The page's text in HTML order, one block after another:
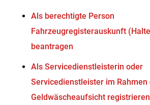
Als berechtigte Person
Fahrzeugregisterauskunft
beantragen
Als Servicedienstleisterin oder
Servicedienstleister im Rahmen
Geldwäscheaufsicht registrieren